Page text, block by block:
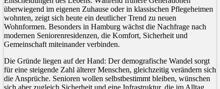
überwiegend im eigenen Zuhause oder in klassischen Pflegeheimen
wohnten, zeigt sich heute ein deutlicher Trend zu neuen
Wohnformen. Besonders in Hamburg wächst die Nachfrage nach
modernen Seniorenresidenzen, die Komfort, Sicherheit und
Gemeinschaft miteinander verbinden.
Die Gründe liegen auf der Hand: Der demografische Wandel sorgt
für eine steigende Zahl älterer Menschen, gleichzeitig verändern sich
die Ansprüche. Senioren wollen selbstbestimmt bleiben, wünschen
sich aber zugleich Sicherheit und eine Infrastruktur, die im Alltag